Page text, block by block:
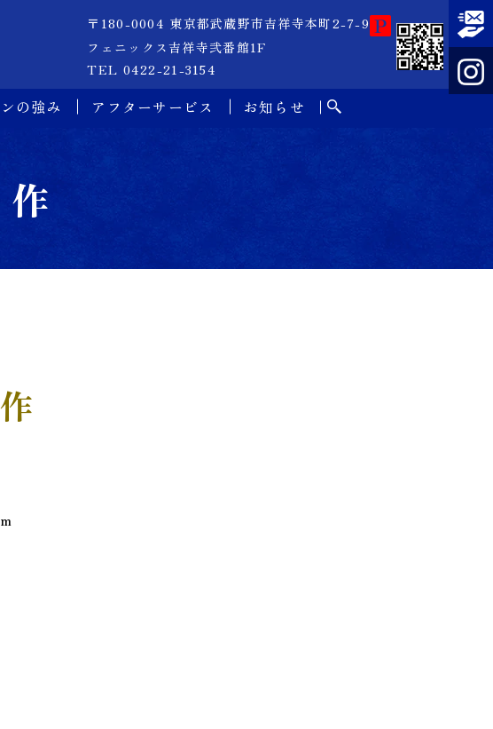
の強み アフターサービス お知らせ
〒180-0004 東京都武蔵野市吉祥寺本町2-7-9
フェニックス吉祥寺弐番館1F
TEL 0422-21-3154